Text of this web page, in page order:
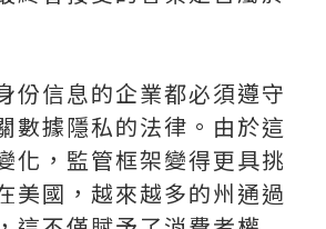
份信息的企業都必須遵守
數據隱私的法律。由於這
化，監管框架變得更具挑
美國，越來越多的州通過